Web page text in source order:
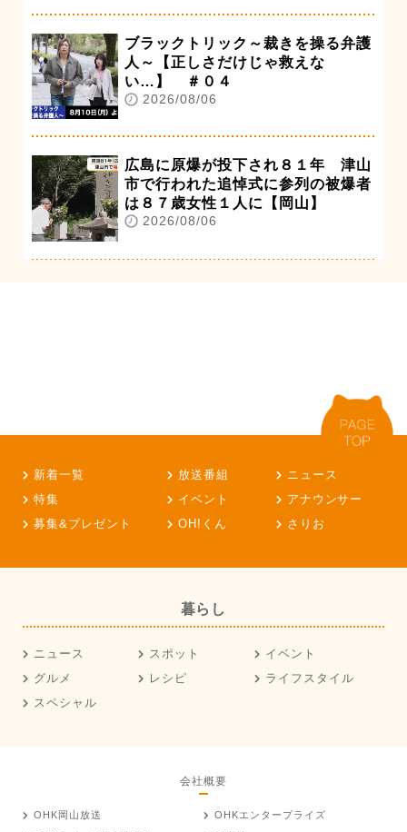
ブラックトリック～裁きを操る弁護
人～【正しさだけじゃ救えな
い…】 ＃０４
2026/08/06
広島に原爆が投下され８１年 津山
市で行われた追悼式に参列の被爆者
は８７歳女性１人に【岡山】
2026/08/06
新着一覧 放送番組
ニュース
特集
イベント
アナウンサー
募集&プレゼント
OH!くん さりお
暮らし
ニュース スポット
イベント
グルメ
レシピ
ライフスタイル
スペシャル
会社概要
OHK岡山放送
OHKエンタープライズ